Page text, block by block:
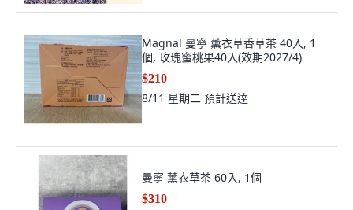
Magnal 曼寧 薰衣草香草茶 40入, 1
個, 玫瑰蜜桃果40入(效期2027/4)
$210
8/11 星期二 預計送達
曼寧 薰衣草茶 60入, 1個
$310